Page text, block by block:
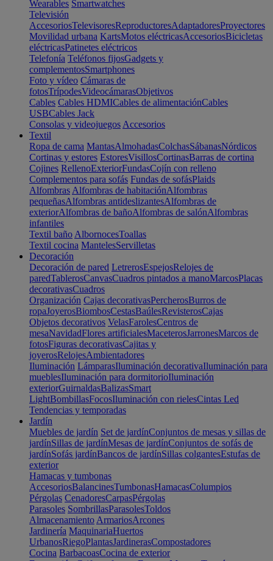
Wearables Smartwatches
Televisión
AccesoriosTelevisoresReproductoresAdaptadoresProyectores
Movilidad urbana KartsMotos eléctricasAccesoriosBicicletas
eléctricasPatinetes eléctricos
Telefonía Teléfonos fijosGadgets y
complementosSmartphones
Foto y vídeo Cámaras de
fotosTrípodesVideocámarasObjetivos
Cables Cables HDMICables de alimentaciónCables
USBCables Jack
Consolas y videojuegos Accesorios
Textil
Ropa de cama MantasAlmohadasColchasSábanasNórdicos
Cortinas y estores EstoresVisillosCortinasBarras de cortina
Cojines RellenoExteriorFundasCojín con relleno
Complementos para sofás Fundas de sofásPlaids
Alfombras Alfombras de habitaciónAlfombras
pequeñasAlfombras antideslizantesAlfombras de
exteriorAlfombras de bañoAlfombras de salónAlfombras
infantiles
Textil baño AlbornocesToallas
Textil cocina MantelesServilletas
Decoración
Decoración de pared LetrerosEspejosRelojes de
paredTablerosCanvasCuadros pintados a manoMarcosPlacas
decorativasCuadros
Organización Cajas decorativasPercherosBurros de
ropaJoyerosBiombosCestasBaúlesRevisterosCajas
Objetos decorativos VelasFarolesCentros de
mesaNavidadFlores artificialesMaceterosJarronesMarcos de
fotosFiguras decorativasCajitas y
joyerosRelojesAmbientadores
Iluminación LámparasIluminación decorativaIluminación para
mueblesIluminación para dormitorioIluminación
exteriorGuirnaldasBalizasSmart
LightBombillasFocosIluminación con rielesCintas Led
Tendencias y temporadas
Jardín
Muebles de jardín Set de jardínConjuntos de mesas y sillas de
jardínSillas de jardínMesas de jardínConjuntos de sofás de
jardínSofás jardínBancos de jardínSillas colgantesEstufas de
exterior
Hamacas y tumbonas
AccesoriosBalancinesTumbonasHamacasColumpios
Pérgolas CenadoresCarpasPérgolas
Parasoles SombrillasParasolesToldos
Almacenamiento ArmariosArcones
Jardinería MaquinariaHuertos
UrbanosRiegoPlantasJardinerasCompostadores
Cocina BarbacoasCocina de exterior